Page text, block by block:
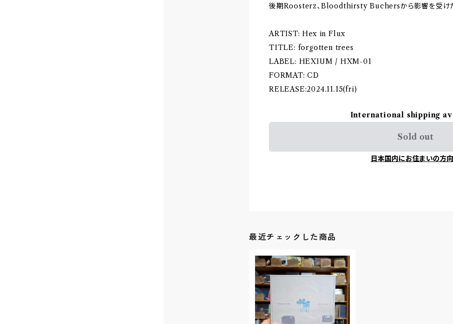
後期Roosterz、Bloodthirsty Buchersから影響を受けた
ARTIST: Hex in Flux
TITLE: forgotten trees
LABEL: HEXIUM / HXM-01
FORMAT: CD
RELEASE:2024.11.15(fri)
International shipping
Sold out
日本国内にお住まいの方
最近チェックした商品